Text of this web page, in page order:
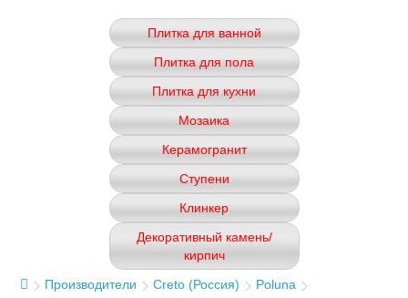
Плитка для ванной
Плитка для пола
Плитка для кухни
Мозаика
Керамогранит
Ступени
Клинкер
Декоративный камень/
кирпич
Производители
Creto (Россия) Poluna